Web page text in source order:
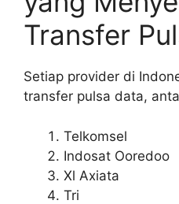
Transfer
Setiap provider di
transfer pulsa data,
Telkomsel
Indosat Ooredoo
Xl Axiata
Tri